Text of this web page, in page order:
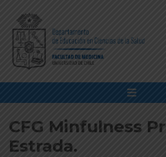
CFG Minfulness
Estrada.